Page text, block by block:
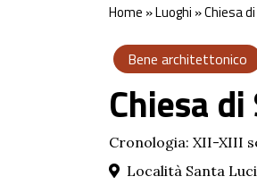
Home »Luoghi »Chiesa
Bene architettonico
Chiesa
Cronologia: XII-XIII
Località Santa